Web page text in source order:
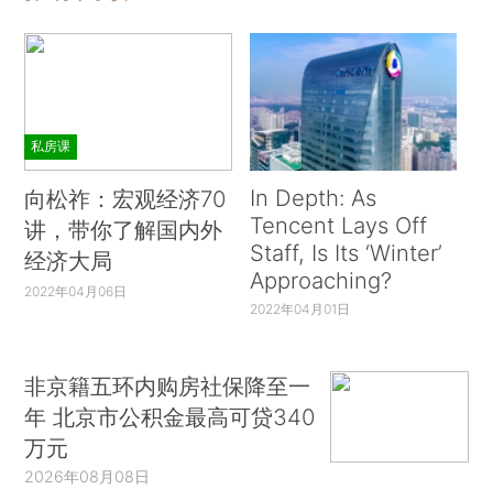
私房课
向松祚：宏观经济70
讲，带你了解国内外
经济大局
2022年04月06日
In Depth: As
Tencent Lays Off
Staff, Is Its ‘Winter’
Approaching?
2022年04月01日
非京籍五环内购房社保降至一
年 北京市公积金最高可贷340
万元
2026年08月08日